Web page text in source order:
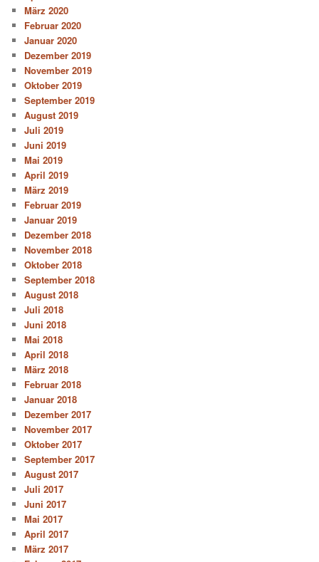
März 2020
Februar 2020
Januar 2020
Dezember 2019
November 2019
Oktober 2019
September 2019
August 2019
Juli 2019
Juni 2019
Mai 2019
April 2019
März 2019
Februar 2019
Januar 2019
Dezember 2018
November 2018
Oktober 2018
September 2018
August 2018
Juli 2018
Juni 2018
Mai 2018
April 2018
März 2018
Februar 2018
Januar 2018
Dezember 2017
November 2017
Oktober 2017
September 2017
August 2017
Juli 2017
Juni 2017
Mai 2017
April 2017
März 2017